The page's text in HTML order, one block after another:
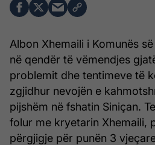
Albon Xhemaili i Komunës
në qendër të vëmendjes
problemit dhe tentimeve të
zgjidhur nevojën e
pijshëm në fshatin Siniçan.
folur me kryetarin Xhemaili,
përgjigje për punën 3